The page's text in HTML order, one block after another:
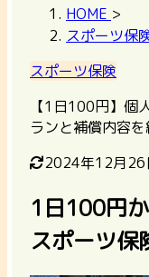
HOME >
スポーツ保
スポーツ保険
【1日100円】個
ランと補償内容
2024年12月26
1日100円
スポーツ保